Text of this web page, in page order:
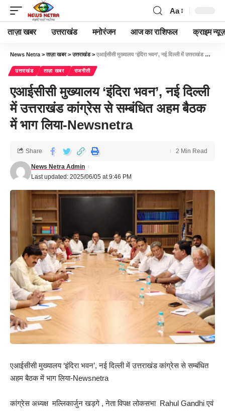
Aa
ताज़ा खबर उत्तराखंड मनोरंजन आज का राशिफल क्राइम न्यूज़
News Netra >ताज़ा खबर>उत्तराखंड> एआईसीसी मुख्यालय ‘इंदिरा भवन’, नई दिल्ली में उत्तराखंड कांग्रेस से सम्बंधित अहम बैठक में भाग लिया-Newsnetra
उत्तराखंड ताज़ा खबर राजनीती
एआईसीसी मुख्यालय ‘इंदिरा भवन’, नई दिल्ली
में उत्तराखंड कांग्रेस से सम्बंधित अहम बैठक
में भाग लिया-Newsnetra
Last updated: 2025/06/05 at 9:46 PM
News Netra Admin
Share 2 Min Read
एआईसीसी मुख्यालय ‘इंदिरा भवन’, नई दिल्ली में उत्तराखंड कांग्रेस से सम्बंधित
अहम बैठक में भाग लिया-Newsnetra
कांग्रेस अध्यक्ष मल्लिकार्जुन खड़गे , नेता विपक्ष लोकसभा Rahul Gandhi एवं